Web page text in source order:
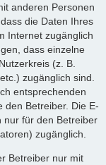
anderen Personen
die Daten Ihres
Internet zugänglich
dass einzelne
(z. B.
zugänglich sind.
entsprechenden
den Betreiber. Die E-
nur für den Betreiber
zugänglich.
Betreiber nur mit